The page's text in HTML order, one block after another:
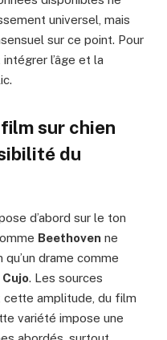
universel, mais
sur ce point. Pour
l’âge et la
sur chien
du
d’abord sur le ton
Beethoven ne
drame comme
Cujo. Les sources
amplitude, du film
variété impose une